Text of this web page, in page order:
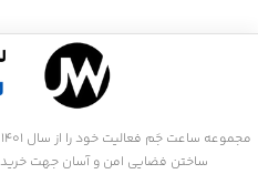
ساختن فضایی امن و آسان جهت خرید